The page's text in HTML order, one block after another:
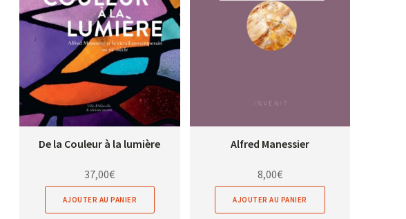
De la Couleur à la lumière
37,00€
AJOUTER AU PANIER
Alfred Manessier
8,00€
AJOUTER AU PANIER